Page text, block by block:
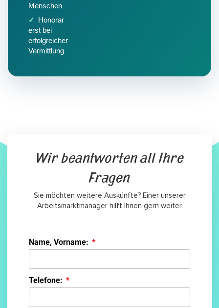
Menschen
Honorar
erst bei
erfolgreicher
Vermittlung
Wir beantworten all Ihre
Fragen
Sie möchten weitere Auskünfte? Einer unserer
Arbeitsmarktmanager hilft Ihnen gern weiter
Name, Vorname:
Telefone: